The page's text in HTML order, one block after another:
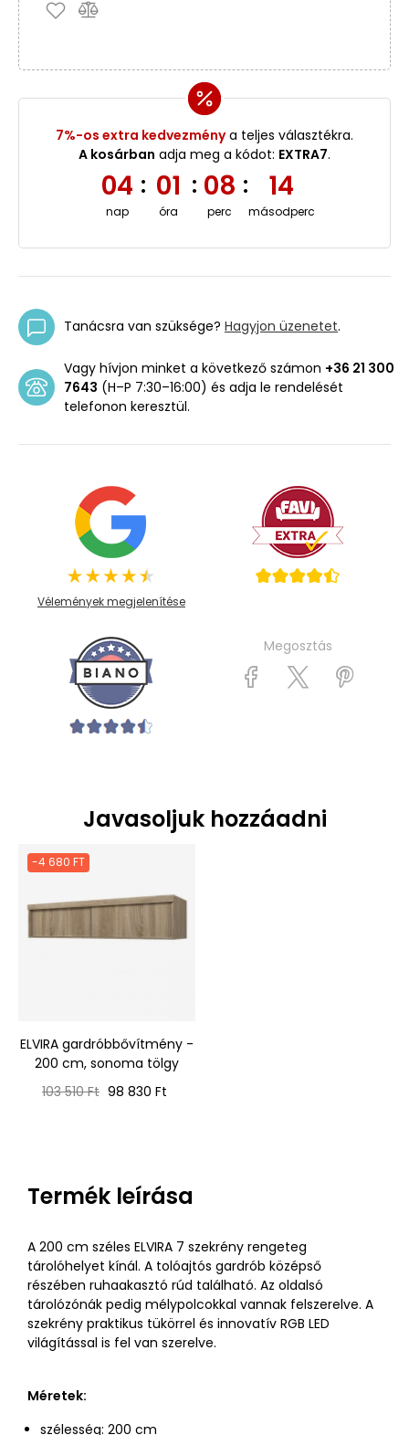
7%-os extra kedvezménya teljes választékra.
A kosárban adja meg a kódot: EXTRA7.
04
nap
: 01
óra
: 08
perc
: 13
másodperc
Tanácsra van szüksége? Hagyjon üzenetet.
Vagy hívjon minket a következő számon +36 21 300
7643 (H–P 7:30–16:00) és adja le rendelését
telefonon keresztül.
Vélemények megjelenítése
Megosztás
Javasoljuk hozzáadni
-4 680 FT
ELVIRA gardróbbővítmény -
200 cm, sonoma tölgy
Normál
103 510 Ft Ár
98 830 Ft
Termék leírása
A 200 cm széles ELVIRA 7 szekrény rengeteg
tárolóhelyet kínál. A tolóajtós gardrób középső
részében ruhaakasztó rúd található. Az oldalsó
tárolózónák pedig mélypolcokkal vannak felszerelve. A
szekrény praktikus tükörrel és innovatív RGB LED
világítással is fel van szerelve.
Méretek:
szélesség: 200 cm